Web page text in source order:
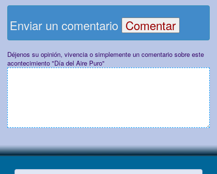
Enviar un comentario
Déjenos su opinión, vivencia o simplemente un comentario sobre este
acontecimiento "Día del Aire Puro"